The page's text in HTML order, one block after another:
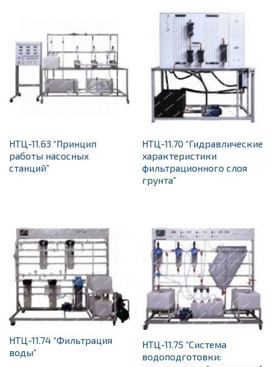
НТЦ-11.63 “Принцип
работы насосных
станций”
НТЦ-11.70 “Гидравлические
характеристики
фильтрационного слоя
грунта”
НТЦ-11.74 “Фильтрация
воды”
НТЦ-11.75 “Система
водоподготовки: